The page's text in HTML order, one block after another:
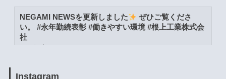
NEGAMI NEWSを更新しました
ぜひご覧くださ
い。 #永年勤続表彰 #働きやすい環境 #根上工業株式会
社
www.instagram.com
Instagram